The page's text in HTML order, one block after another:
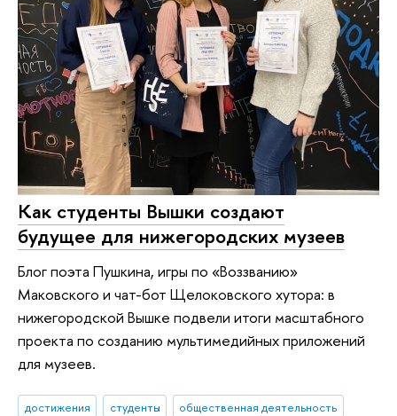
Как студенты Вышки создают
будущее для нижегородских музеев
Блог поэта Пушкина, игры по «Воззванию»
Маковского и чат-бот Щелоковского хутора: в
нижегородской Вышке подвели итоги масштабного
проекта по созданию мультимедийных приложений
для музеев.
достижения студенты общественная деятельность